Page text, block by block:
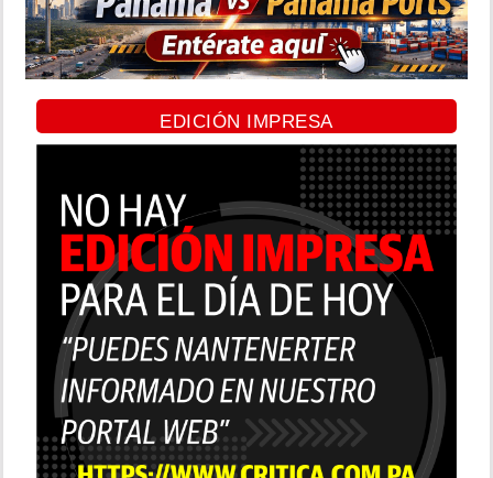
EDICIÓN IMPRESA